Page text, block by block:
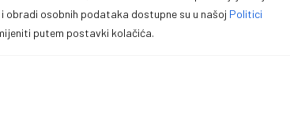
osobnih podataka dostupne su u našoj Politici
putem postavki kolačića.